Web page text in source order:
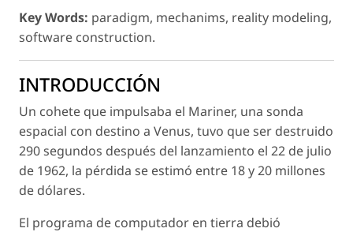
Key Words: paradigm, mechanims, reality modeling,
software construction.
INTRODUCCIÓN
Un cohete que impulsaba el Mariner, una sonda
espacial con destino a Venus, tuvo que ser destruido
290 segundos después del lanzamiento el 22 de julio
de 1962, la pérdida se estimó entre 18 y 20 millones
de dólares.
El programa de computador en tierra debió